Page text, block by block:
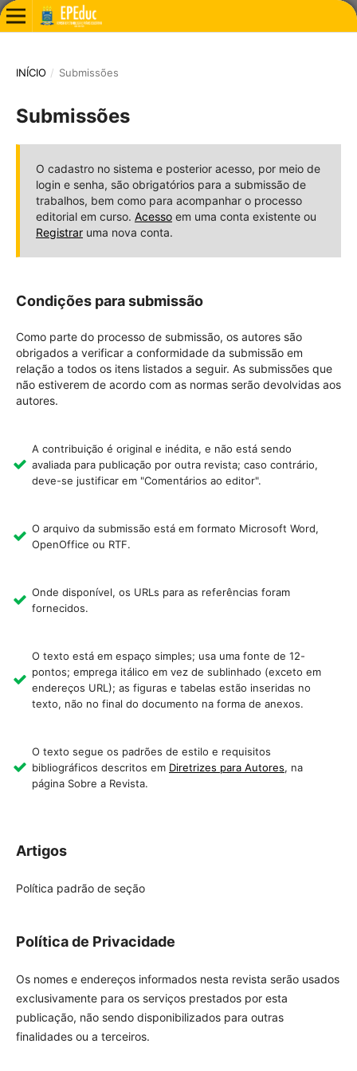
INÍCIO / Submissões
Submissões
O cadastro no sistema e posterior acesso, por meio de
login e senha, são obrigatórios para a submissão de
trabalhos, bem como para acompanhar o processo
editorial em curso. Acessoem uma conta existente ou
Registraruma nova conta.
Condições para submissão
Como parte do processo de submissão, os autores são
obrigados a verificar a conformidade da submissão em
relação a todos os itens listados a seguir. As submissões que
não estiverem de acordo com as normas serão devolvidas aos
autores.
A contribuição é original e inédita, e não está sendo
avaliada para publicação por outra revista; caso contrário,
deve-se justificar em "Comentários ao editor".
O arquivo da submissão está em formato Microsoft Word,
OpenOffice ou RTF.
Onde disponível, os URLs para as referências foram
fornecidos.
O texto está em espaço simples; usa uma fonte de 12-
pontos; emprega itálico em vez de sublinhado (exceto em
endereços URL); as figuras e tabelas estão inseridas no
texto, não no final do documento na forma de anexos.
O texto segue os padrões de estilo e requisitos
bibliográficos descritos em Diretrizes para Autores, na
página Sobre a Revista.
Artigos
Política padrão de seção
Política de Privacidade
Os nomes e endereços informados nesta revista serão usados
exclusivamente para os serviços prestados por esta
publicação, não sendo disponibilizados para outras
finalidades ou a terceiros.